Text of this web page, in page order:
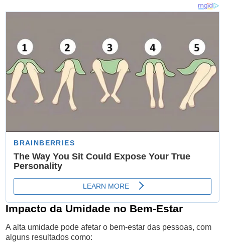
Impacto da Umidade no Bem-Estar
A alta umidade pode afetar o bem-estar das pessoas, com
alguns resultados como: